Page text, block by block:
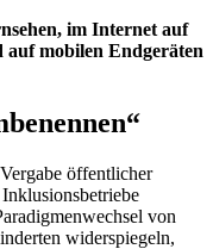
im Internet auf
auf mobilen Endgeräten
öffentlicher
von
widerspiegeln,